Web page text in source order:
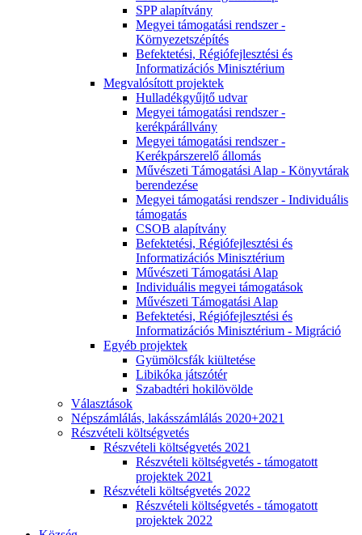
SPP alapítvány
Megyei támogatási rendszer -
Környezetszépítés
Befektetési, Régiófejlesztési és
Informatizációs Minisztérium
Megvalósított projektek
Hulladékgyűjtő udvar
Megyei támogatási rendszer -
kerékpárállvány
Megyei támogatási rendszer -
Kerékpárszerelő állomás
Művészeti Támogatási Alap - Könyvtárak
berendezése
Megyei támogatási rendszer - Individuális
támogatás
CSOB alapítvány
Befektetési, Régiófejlesztési és
Informatizációs Minisztérium
Művészeti Támogatási Alap
Individuális megyei támogatások
Művészeti Támogatási Alap
Befektetési, Régiófejlesztési és
Informatizációs Minisztérium - Migráció
Egyéb projektek
Gyümölcsfák kiültetése
Libikóka játszótér
Szabadtéri hokilövölde
Választások
Népszámlálás, lakásszámlálás 2020+2021
Részvételi költségvetés
Részvételi költségvetés 2021
Részvételi költségvetés - támogatott
projektek 2021
Részvételi költségvetés 2022
Részvételi költségvetés - támogatott
projektek 2022